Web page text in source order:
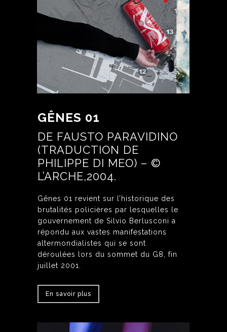
GÊNES 01
DE FAUSTO PARAVIDINO
(TRADUCTION DE
PHILIPPE DI MEO) – ©
L’ARCHE,2004.
Gênes 01 revient sur l’historique des
brutalités policières par lesquelles le
gouvernement de Silvio Berlusconi a
répondu aux vastes manifestations
altermondialistes qui se sont
déroulées lors du sommet du G8, fin
juillet 2001.
En savoir plus